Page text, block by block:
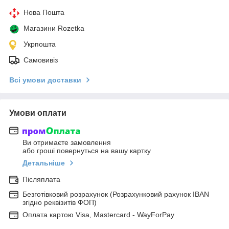
Нова Пошта
Магазини Rozetka
Укрпошта
Самовивіз
Всі умови доставки
Умови оплати
Ви отримаєте замовлення
або гроші повернуться на вашу картку
Детальніше
Післяплата
Безготівковий розрахунок (Розрахунковий рахунок IBAN
згідно реквізитів ФОП)
Оплата картою Visa, Mastercard - WayForPay